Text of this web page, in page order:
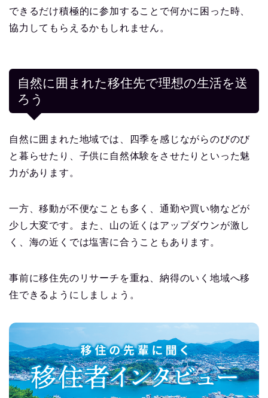
できるだけ積極的に参加することで何かに困った時、
協力してもらえるかもしれません。
自然に囲まれた移住先で理想の生活を送
ろう
自然に囲まれた地域では、四季を感じながらのびのび
と暮らせたり、子供に自然体験をさせたりといった魅
力があります。
一方、移動が不便なことも多く、通勤や買い物などが
少し大変です。また、山の近くはアップダウンが激し
く、海の近くでは塩害に合うこともあります。
事前に移住先のリサーチを重ね、納得のいく地域へ移
住できるようにしましょう。